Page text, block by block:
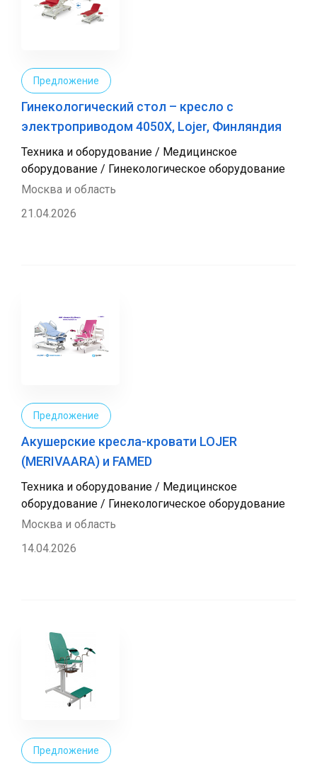
Предложение
Гинекологический стол – кресло с
электроприводом 4050X, Lojer, Финляндия
Техника и оборудование / Медицинское
оборудование / Гинекологическое оборудование
Москва и область
21.04.2026
Предложение
Акушерские кресла-кровати LOJER
(MERIVAARA) и FAMED
Техника и оборудование / Медицинское
оборудование / Гинекологическое оборудование
Москва и область
14.04.2026
Предложение